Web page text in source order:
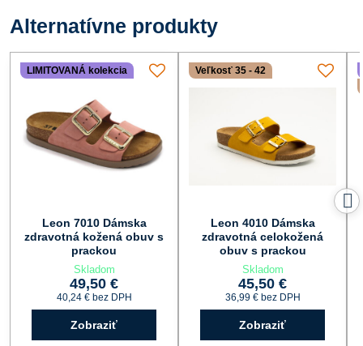
Alternatívne produkty
LIMITOVANÁ kolekcia
Leon 7010 Dámska
zdravotná kožená obuv s
prackou
Skladom
49,50 €
40,24 € bez DPH
Zobraziť
Veľkosť 35 - 42
Leon 4010 Dámska
zdravotná celokožená
obuv s prackou
Skladom
45,50 €
36,99 € bez DPH
Zobraziť